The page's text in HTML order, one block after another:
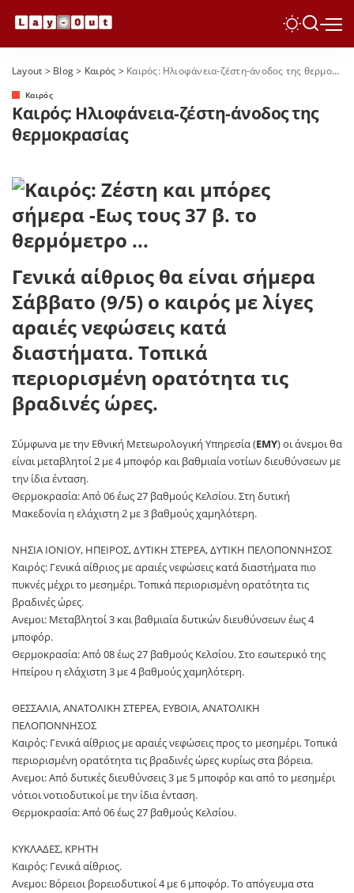
Layout > Blog> Καιρός > Καιρός: Ηλιοφάνεια-ζέστη-άνοδος της θερμοκρασίας
Καιρός
Καιρός: Ηλιοφάνεια-ζέστη-άνοδος της
θερμοκρασίας
Γενικά αίθριος θα είναι σήμερα
Σάββατο (9/5) ο καιρός με λίγες
αραιές νεφώσεις κατά
διαστήματα. Τοπικά
περιορισμένη ορατότητα τις
βραδινές ώρες.
Σύμφωνα με την Εθνική Μετεωρολογική Υπηρεσία (ΕΜΥ) οι άνεμοι θα
είναι μεταβλητοί 2 με 4 μποφόρ και βαθμιαία νοτίων διευθύνσεων με
την ίδια ένταση.
Θερμοκρασία: Από 06 έως 27 βαθμούς Κελσίου. Στη δυτική
Μακεδονία η ελάχιστη 2 με 3 βαθμούς χαμηλότερη.
ΝΗΣΙΑ ΙΟΝΙΟΥ, ΗΠΕΙΡΟΣ, ΔΥΤΙΚΗ ΣΤΕΡΕΑ, ΔΥΤΙΚΗ ΠΕΛΟΠΟΝΝΗΣΟΣ
Καιρός: Γενικά αίθριος με αραιές νεφώσεις κατά διαστήματα πιο
πυκνές μέχρι το μεσημέρι. Τοπικά περιορισμένη ορατότητα τις
βραδινές ώρες.
Ανεμοι: Μεταβλητοί 3 και βαθμιαία δυτικών διευθύνσεων έως 4
μποφόρ.
Θερμοκρασία: Από 08 έως 27 βαθμούς Κελσίου. Στο εσωτερικό της
Ηπείρου η ελάχιστη 3 με 4 βαθμούς χαμηλότερη.
ΘΕΣΣΑΛΙΑ, ΑΝΑΤΟΛΙΚΗ ΣΤΕΡΕΑ, ΕΥΒΟΙΑ, ΑΝΑΤΟΛΙΚΗ
ΠΕΛΟΠΟΝΝΗΣΟΣ
Καιρός: Γενικά αίθριος με αραιές νεφώσεις προς το μεσημέρι. Τοπικά
περιορισμένη ορατότητα τις βραδινές ώρες κυρίως στα βόρεια.
Ανεμοι: Από δυτικές διευθύνσεις 3 με 5 μποφόρ και από το μεσημέρι
νότιοι νοτιοδυτικοί με την ίδια ένταση.
Θερμοκρασία: Από 06 έως 27 βαθμούς Κελσίου.
ΚΥΚΛΑΔΕΣ, ΚΡΗΤΗ
Καιρός: Γενικά αίθριος.
Ανεμοι: Βόρειοι βορειοδυτικοί 4 με 6 μποφόρ. Το απόγευμα στα